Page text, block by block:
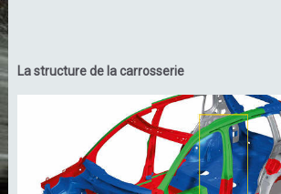
La structure de la carrosserie